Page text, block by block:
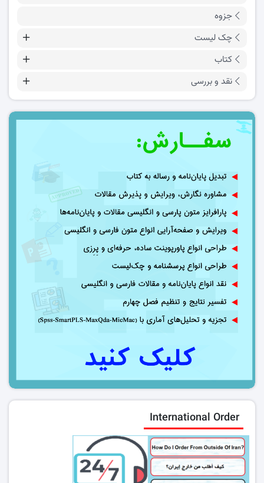
جزوه
چک لیست
کتاب
نقد و بررسی
International Order